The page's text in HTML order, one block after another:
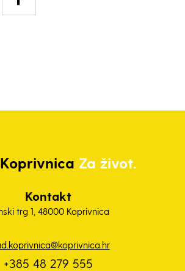
Koprivnica Za život.
Kontakt
trg 1, 48000 Koprivnica
+385 48 279 555